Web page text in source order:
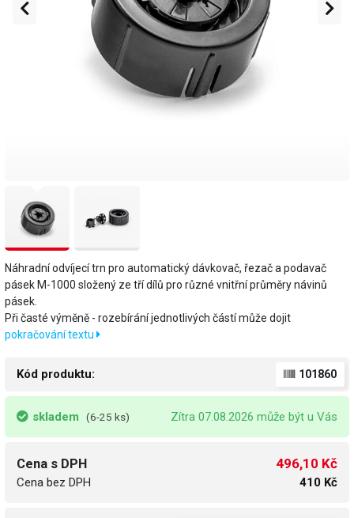
Náhradní odvíjecí trn pro automatický dávkovač, řezač a podavač
pásek M-1000 složený ze tří dílů pro různé vnitřní průměry návinů
pásek.
Při časté výměně - rozebírání jednotlivých částí může dojit
pokračování textu
Kód produktu: 101860
skladem (6-25 ks) Zítra 07.08.2026 může být u Vás
Cena s DPH
Cena bez DPH
496,10 Kč
410 Kč